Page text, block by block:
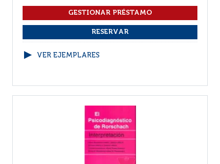
VER EJEMPLARES